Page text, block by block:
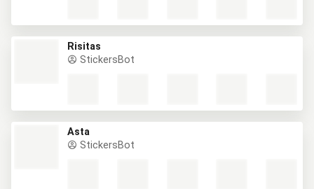
Risitas
StickersBot
Asta
StickersBot